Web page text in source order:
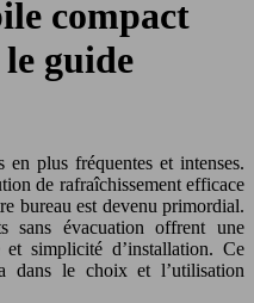
compact
guide
plus fréquentes et intenses.
de rafraîchissement efficace
bureau est devenu primordial.
sans évacuation offrent une
simplicité d’installation. Ce
dans le choix et l’utilisation